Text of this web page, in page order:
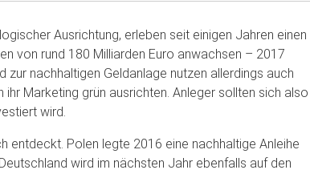
Ausrichtung, erleben seit einigen Jahren einen
von rund 180 Milliarden Euro anwachsen – 2017
zur nachhaltigen Geldanlage nutzen allerdings auch
Marketing grün ausrichten. Anleger sollten sich also
wird.
entdeckt. Polen legte 2016 eine nachhaltige Anleihe
wird im nächsten Jahr ebenfalls auf den